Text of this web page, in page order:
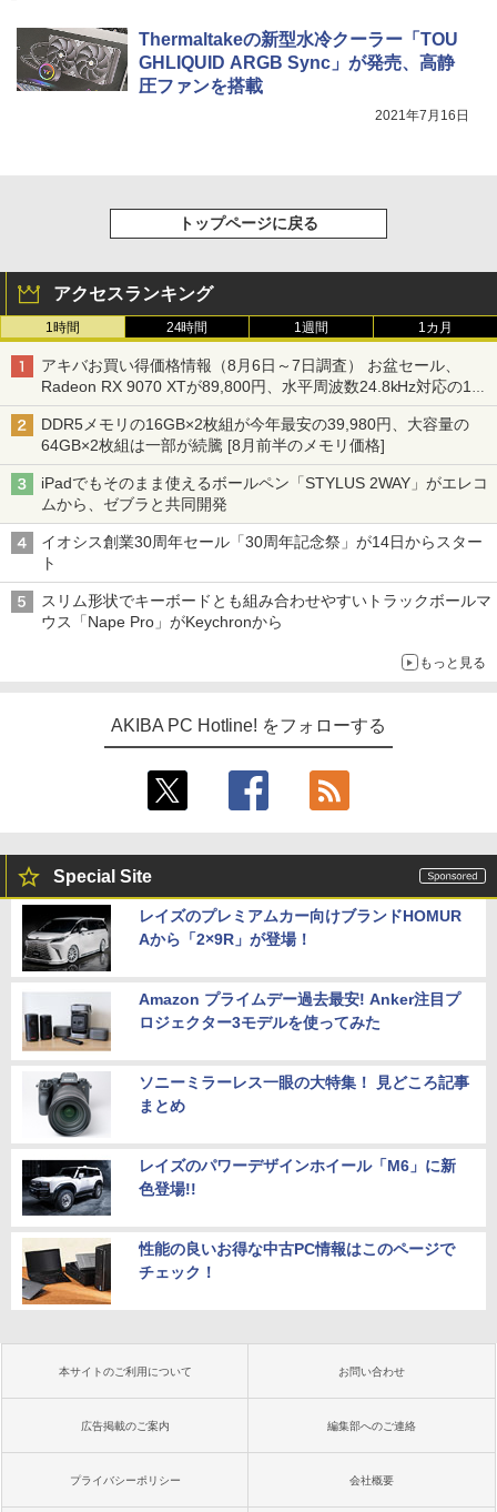
Thermaltakeの新型水冷クーラー「TOU
GHLIQUID ARGB Sync」が発売、高静
圧ファンを搭載
2021年7月16日
トップページに戻る
アクセスランキング
1時間 24時間 1週間 1カ月
アキバお買い得価格情報（8月6日～7日調査） お盆セール、
Radeon RX 9070 XTが89,800円、水平周波数24.8kHz対応の17
型モニターが9,801円、暑さ指数連動セール ほか
DDR5メモリの16GB×2枚組が今年最安の39,980円、大容量の
64GB×2枚組は一部が続騰 [8月前半のメモリ価格]
iPadでもそのまま使えるボールペン「STYLUS 2WAY」がエレコ
ムから、ゼブラと共同開発
イオシス創業30周年セール「30周年記念祭」が14日からスター
ト
スリム形状でキーボードとも組み合わせやすいトラックボールマ
ウス「Nape Pro」がKeychronから
もっと見る
AKIBA PC Hotline! をフォローする
Special Site
レイズのプレミアムカー向けブランドHOMUR
Aから「2×9R」が登場！
Amazon プライムデー過去最安! Anker注目プ
ロジェクター3モデルを使ってみた
ソニーミラーレス一眼の大特集！ 見どころ記事
まとめ
レイズのパワーデザインホイール「M6」に新
色登場!!
性能の良いお得な中古PC情報はこのページで
チェック！
本サイトのご利用について お問い合わせ
広告掲載のご案内 編集部へのご連絡
プライバシーポリシー 会社概要